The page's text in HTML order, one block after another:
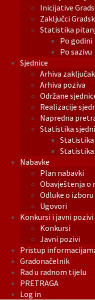
Inicijative
Zaključci
Statistika
Po godini
Po sazivu
Sjednice
Arhiva
Arhiva poziva
Održane
Realizacije
Napredna
Statistika
Statistika
Statistika
Nabavke
Plan nabavki
Obavještenja o
Odluke o
Ugovori
Konkursi i javni pozivi
Konkursi
Javni pozivi
Pristup
Gradonačelnik
Rad u radnom tijelu
PRETRAGA
Log in